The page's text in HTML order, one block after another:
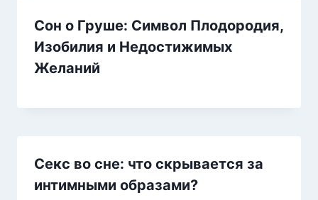
Сон о Груше: Символ Плодородия,
Изобилия и Недостижимых
Желаний
Секс во сне: что скрывается за
интимными образами?